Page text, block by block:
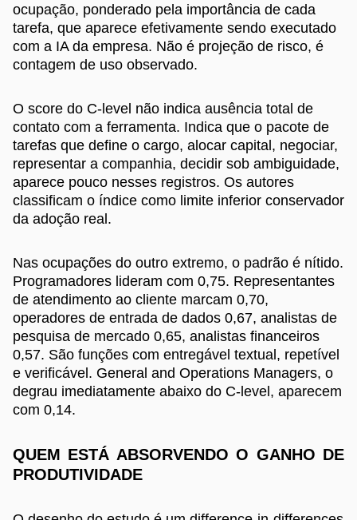
ocupação, ponderado pela importância de cada
tarefa, que aparece efetivamente sendo executado
com a IA da empresa. Não é projeção de risco, é
contagem de uso observado.
O score do C-level não indica ausência total de
contato com a ferramenta. Indica que o pacote de
tarefas que define o cargo, alocar capital, negociar,
representar a companhia, decidir sob ambiguidade,
aparece pouco nesses registros. Os autores
classificam o índice como limite inferior conservador
da adoção real.
Nas ocupações do outro extremo, o padrão é nítido.
Programadores lideram com 0,75. Representantes
de atendimento ao cliente marcam 0,70,
operadores de entrada de dados 0,67, analistas de
pesquisa de mercado 0,65, analistas financeiros
0,57. São funções com entregável textual, repetível
e verificável. General and Operations Managers, o
degrau imediatamente abaixo do C-level, aparecem
com 0,14.
QUEM ESTÁ ABSORVENDO O GANHO DE
PRODUTIVIDADE